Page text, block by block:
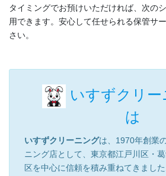
タイミングでお預けいただければ、次の
用できます。安心して任せられる保管サ
さい。
いすずクリー
は
いすずクリーニングは、1970年創業
ニング店として、東京都江戸川区・
区を中心に信頼を積み重ねてきまし